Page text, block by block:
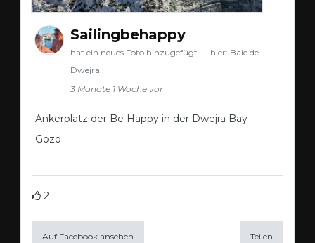
Sailingbehappy
hat ein neues Foto hinzugefügt — hier: Baie de
Dwejra.
3 Monate 1 Woche vor
Ankerplatz der Be Happy in der Dwejra Bay
Gozo
2
Auf Facebook ansehen Teilen